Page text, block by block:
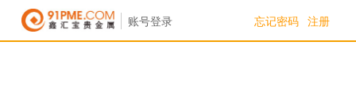
账号登录 忘记密码 注册